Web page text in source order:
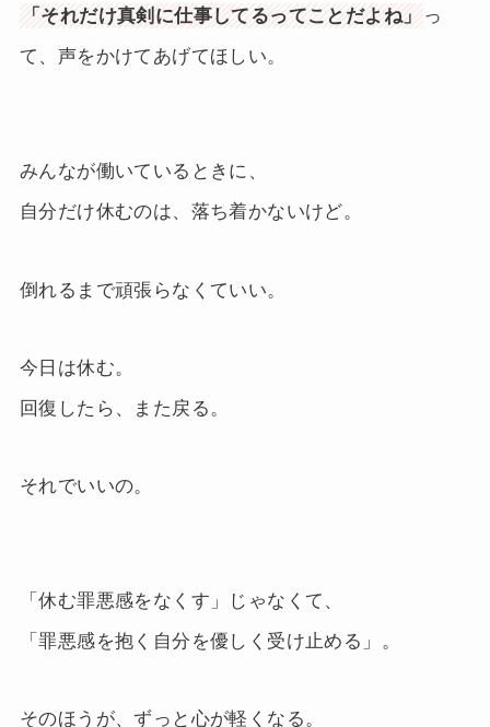
「それだけ真剣に仕事してるってことだよね」
っ
て、声をかけてあげてほしい。
みんなが働いているときに、
自分だけ休むのは、落ち着かないけど。
倒れるまで頑張らなくていい。
今日は休む。
回復したら、また戻る。
それでいいの。
「休む罪悪感をなくす」じゃなくて、
「罪悪感を抱く自分を優しく受け止める」。
そのほうが、ずっと心が軽くなる。